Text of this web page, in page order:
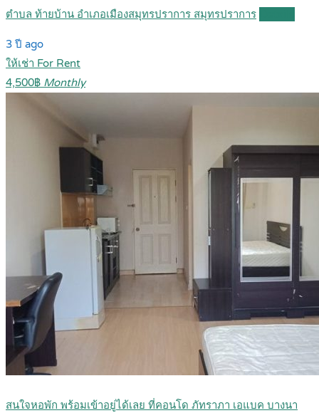
ตำบล ท้ายบ้าน อำเภอเมืองสมุทรปราการ สมุทรปราการ
3 ปี ago
ให้เช่า For Rent
4,500฿ Monthly
สนใจหอพัก พร้อมเข้าอยู่ได้เลย ที่คอนโด ภัทราภา เอแบค บางนา